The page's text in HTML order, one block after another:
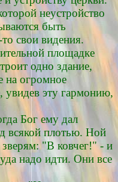
неустройство
быть
свои видения.
площадке
одно здание,
на огромное
увидев эту гармонию,
Бог ему дал
всякой плотью. Ной
"В ковчег!" - и
надо идти. Они все